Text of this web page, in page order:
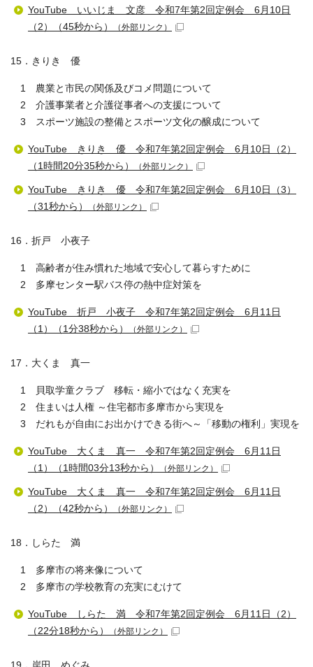
YouTube いいじま 文彦 令和7年第2回定例会 6月10日
（2）（45秒から）
（外部リンク）
15．きりき 優
1 農業と市民の関係及びコメ問題について
2 介護事業者と介護従事者への支援について
3 スポーツ施設の整備とスポーツ文化の醸成について
YouTube きりき 優 令和7年第2回定例会 6月10日（2）
（1時間20分35秒から）
（外部リンク）
YouTube きりき 優 令和7年第2回定例会 6月10日（3）
（31秒から）
（外部リンク）
16．折戸 小夜子
1 高齢者が住み慣れた地域で安心して暮らすために
2 多摩センター駅バス停の熱中症対策を
YouTube 折戸 小夜子 令和7年第2回定例会 6月11日
（1）（1分38秒から）
（外部リンク）
17．大くま 真一
1 貝取学童クラブ 移転・縮小ではなく充実を
2 住まいは人権 ～住宅都市多摩市から実現を
3 だれもが自由にお出かけできる街へ～「移動の権利」実現を
YouTube 大くま 真一 令和7年第2回定例会 6月11日
（1）（1時間03分13秒から）
（外部リンク）
YouTube 大くま 真一 令和7年第2回定例会 6月11日
（2）（42秒から）
（外部リンク）
18．しらた 満
1 多摩市の将来像について
2 多摩市の学校教育の充実にむけて
YouTube しらた 満 令和7年第2回定例会 6月11日（2）
（22分18秒から）
（外部リンク）